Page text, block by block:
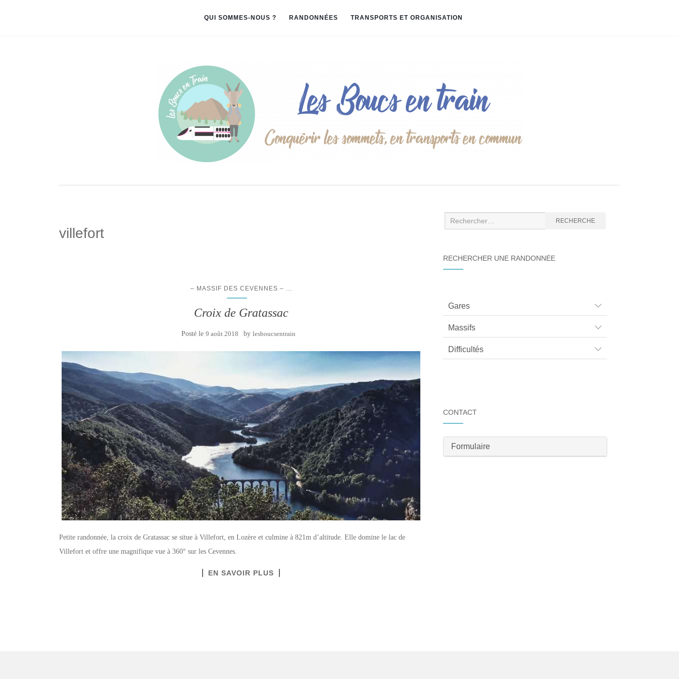
QUI SOMMES-NOUS ? RANDONNÉES TRANSPORTS ET ORGANISATION
villefort
– MASSIF DES CEVENNES – ...
Croix de Gratassac
Posté le 9 août 2018 by lesboucsentrain
Petite randonnée, la croix de Gratassac se situe à Villefort, en Lozère et culmine à 821m d’altitude. Elle domine le lac de
Villefort et offre une magnifique vue à 360° sur les Cevennes.
EN SAVOIR PLUS
Recherche
:
RECHERCHE
RECHERCHER UNE RANDONNÉE
Gares
Massifs
Difficultés
CONTACT
Formulaire